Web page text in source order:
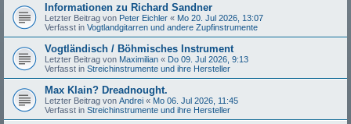
Informationen zu Richard Sandner
Letzter Beitrag von Peter Eichler « Mo 20. Jul 2026, 13:07
Verfasst in Vogtlandgitarren und andere Zupfinstrumente
Vogtländisch / Böhmisches Instrument
Letzter Beitrag von Maximilian « Do 09. Jul 2026, 9:13
Verfasst in Streichinstrumente und ihre Hersteller
Max Klain? Dreadnought.
Letzter Beitrag von Andrei « Mo 06. Jul 2026, 11:45
Verfasst in Streichinstrumente und ihre Hersteller